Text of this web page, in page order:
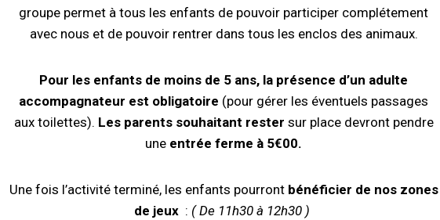
groupe permet à tous les enfants de pouvoir participer complétement
avec nous et de pouvoir rentrer dans tous les enclos des animaux.
Pour les enfants de moins de 5 ans, la présence d’un adulte
accompagnateur est obligatoire (pour gérer les éventuels passages
aux toilettes). Les parents souhaitant rester sur place devront pendre
une entrée ferme à 5€00.
Une fois l’activité terminé, les enfants pourrontbénéficier de nos zones
de jeux : ( De 11h30 à 12h30 )